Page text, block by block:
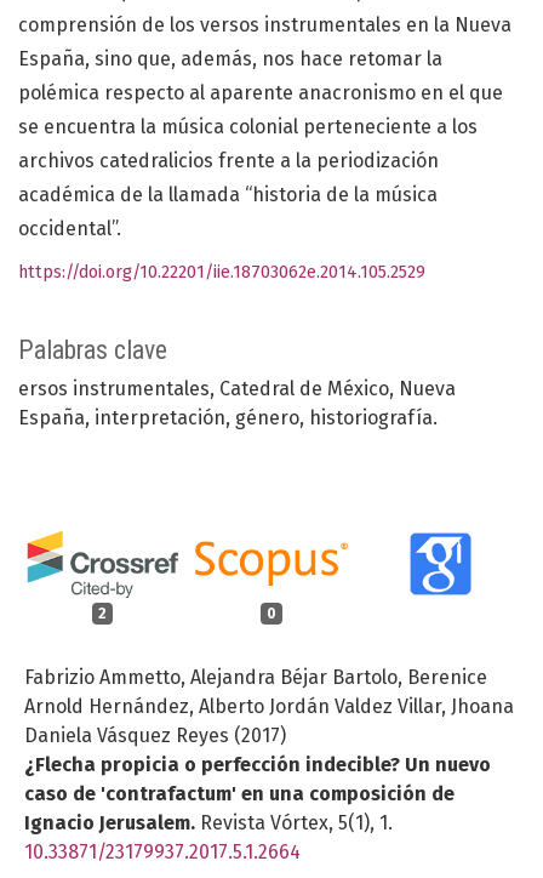
Palabras clave
ersos instrumentales Catedral de México Nueva
España interpretación género historiografía.
2 0
Fabrizio Ammetto, Alejandra Béjar Bartolo, Berenice
Arnold Hernández, Alberto Jordán Valdez Villar, Jhoana
Daniela Vásquez Reyes (2017)
¿Flecha propicia o perfección indecible? Un nuevo
caso de 'contrafactum' en una composición de
Ignacio Jerusalem. Revista Vórtex, 5(1), 1.
10.33871/23179937.2017.5.1.2664
comprensión de los versos instrumentales en la Nueva
España, sino que, además, nos hace retomar la
polémica respecto al aparente anacronismo en el que
se encuentra la música colonial perteneciente a los
archivos catedralicios frente a la periodización
académica de la llamada “historia de la música
occidental”.
https://doi.org/10.22201/iie.18703062e.2014.105.2529